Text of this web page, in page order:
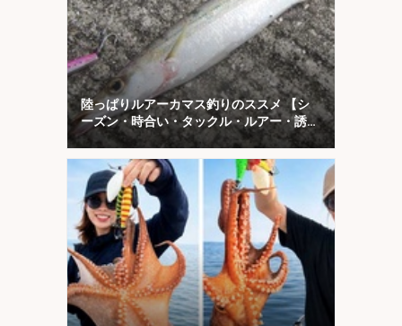
陸っぱりルアーカマス釣りのススメ 【シ
ーズン・時合い・タックル・ルアー・誘い
方を解説】